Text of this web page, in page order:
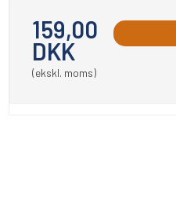
159,00
DKK
(ekskl. moms)